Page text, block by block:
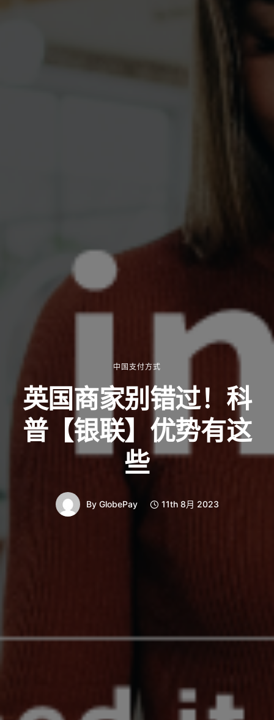
中国支付方式
英国商家别错过！科
普【银联】优势有这
些
By GlobePay 11th 8月 2023